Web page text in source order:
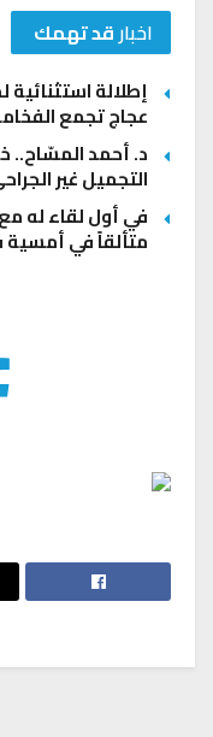
اخبارقد تهمك
إطلالة
عجاج تجمع
د. أحمد المسّاح..
التجميل غير
في أول لقاء له
متألقاً في أمسية